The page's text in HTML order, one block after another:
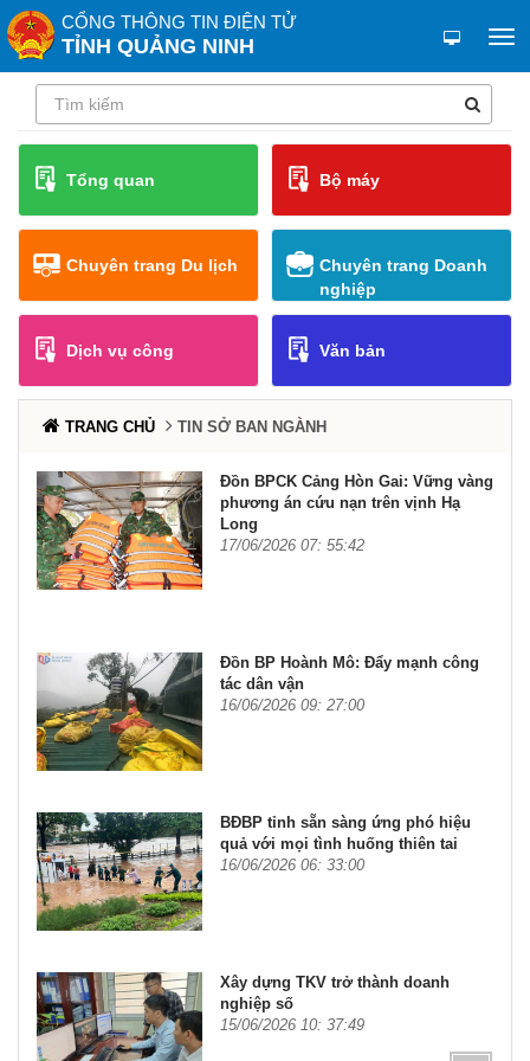
CỔNG THÔNG TIN ĐIỆN TỬ
TỈNH QUẢNG NINH
Tổng quan Bộ máy
Chuyên trang Du lịch
Chuyên trang Doanh
nghiệp
Dịch vụ công Văn bản
TRANG CHỦ TIN SỞ BAN NGÀNH
Đồn BPCK Cảng Hòn Gai: Vững vàng
phương án cứu nạn trên vịnh Hạ
Long
17/06/2026 07: 55:42
Đồn BP Hoành Mô: Đẩy mạnh công
tác dân vận
16/06/2026 09: 27:00
BĐBP tỉnh sẵn sàng ứng phó hiệu
quả với mọi tình huống thiên tai
16/06/2026 06: 33:00
Xây dựng TKV trở thành doanh
nghiệp số
15/06/2026 10: 37:49